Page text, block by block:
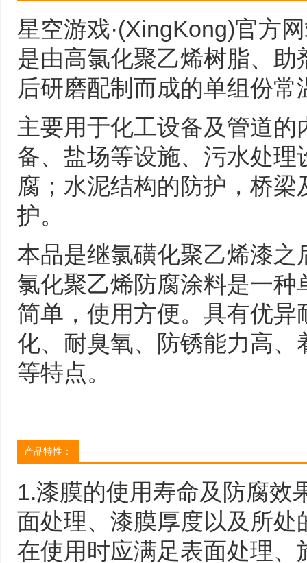
星空游戏·(XingKong)官方
是由高氯化聚乙烯树脂、
后研磨配制而成的单组份
主要用于化工设备及管道
备、盐场等设施、污水处
腐；水泥结构的防护，桥
护。
本品是继氯磺化聚乙烯漆
氯化聚乙烯防腐涂料是一
简单，使用方便。具有优
化、耐臭氧、防锈能力高
等特点。
产品特性：
1.漆膜的使用寿命及防腐效
面处理、漆膜厚度以及所
在使用时应满足表面处理
成都天府国际机场（成
发布时间：2021-06-22
2015年1月，国务院和中
级，除三条跑道外，还将
站楼、157个机位的站坪
站等，以及通信、导航、
新机场航站楼面积是当
楼的近1.8倍。在国内当